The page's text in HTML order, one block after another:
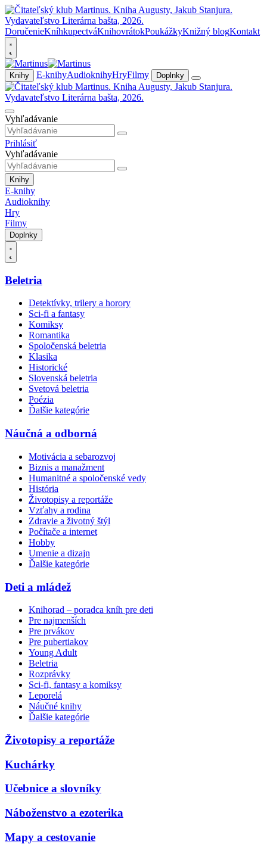
DoručenieKníhkupectváKnihovrátokPoukážkyKnižný blogKontakt
Knihy E-knihyAudioknihyHryFilmy Doplnky
Vyhľadávanie
Prihlásiť
Vyhľadávanie
Knihy
E-knihy
Audioknihy
Hry
Filmy
Doplnky
Beletria
Detektívky, trilery a horory
Sci-fi a fantasy
Komiksy
Romantika
Spoločenská beletria
Klasika
Historické
Slovenská beletria
Svetová beletria
Poézia
Ďalšie kategórie
Náučná a odborná
Motivácia a sebarozvoj
Biznis a manažment
Humanitné a spoločenské vedy
História
Životopisy a reportáže
Vzťahy a rodina
Zdravie a životný štýl
Počítače a internet
Hobby
Umenie a dizajn
Ďalšie kategórie
Deti a mládež
Knihorad – poradca kníh pre deti
Pre najmenších
Pre prvákov
Pre pubertiakov
Young Adult
Beletria
Rozprávky
Sci-fi, fantasy a komiksy
Leporelá
Náučné knihy
Ďalšie kategórie
Životopisy a reportáže
Kuchárky
Učebnice a slovníky
Náboženstvo a ezoterika
Mapy a cestovanie